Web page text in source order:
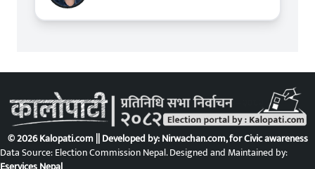
© 2026 Kalopati.com || Developed by:Nirwachan.com, for Civic awareness
Data Source: Election Commission Nepal. Designed and Maintained by: